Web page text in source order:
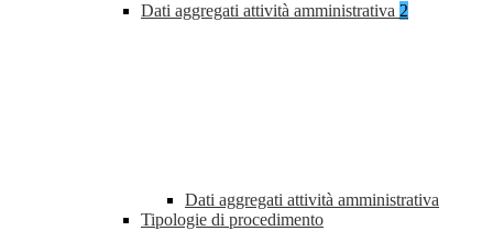
Dati aggregati attività amministrativa 2
Dati aggregati attività amministrativa
Tipologie di procedimento